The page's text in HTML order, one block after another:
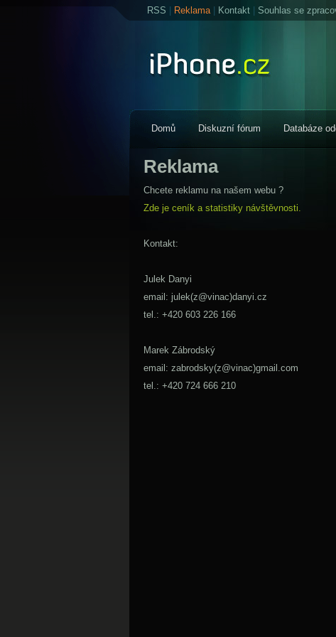
RSS Reklama| Kontakt Souhlas se
Domů Diskuzní fórum Databáze
Reklama
Chcete reklamu na našem webu ?
Zde je ceník a statistiky návštěvnosti.
Kontakt:
Julek Danyi
email: julek(z@vinac)danyi.cz
tel.: +420 603 226 166
Marek Zábrodský
email: zabrodsky(z@vinac)gmail.com
tel.: +420 724 666 210